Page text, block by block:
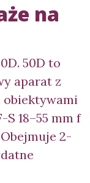
na
50D to
aparat z
18–55 mm f
2-